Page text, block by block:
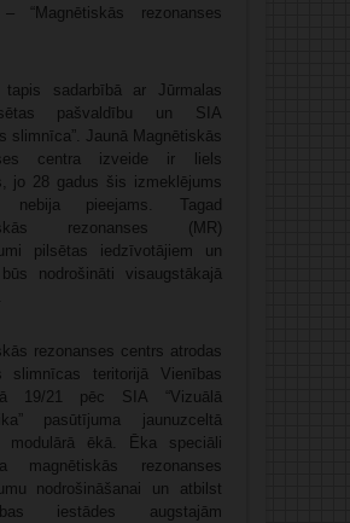
“Magnētiskās rezonanses
tapis sadarbībā ar Jūrmalas
pašvaldību un SIA
slimnīca”. Jaunā Magnētiskās
centra izveide ir liels
jo 28 gadus šis izmeklējums
nebija pieejams. Tagad
rezonanses (MR)
pilsētas iedzīvotājiem un
nodrošināti visaugstākajā
rezonanses centrs atrodas
slimnīcas teritorijā Vienības
19/21 pēc SIA “Vizuālā
pasūtījuma jaunuzceltā
modulārā ēkā. Ēka speciāli
magnētiskās rezonanses
nodrošināšanai un atbilst
iestādes augstajām